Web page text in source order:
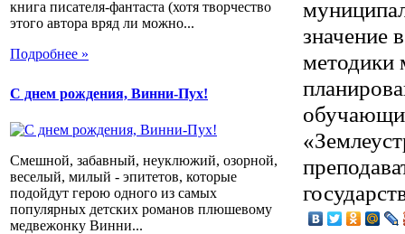
книга писателя-фантаста (хотя творчество
этого автора вряд ли можно...
Подробнее »
С днем рождения, Винни-Пух!
Смешной, забавный, неуклюжий, озорной,
веселый, милый - эпитетов, которые
подойдут герою одного из самых
популярных детских романов плюшевому
медвежонку Винни...
значение
методики